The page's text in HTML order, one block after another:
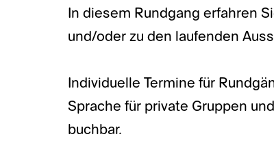
In diesem Rundgang erfahren
und/oder zu den laufenden
Individuelle Termine für
Sprache für private Gruppen
buchbar.